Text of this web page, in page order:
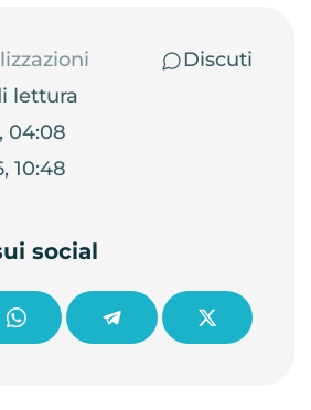
Discuti
lettura
04:08
10:48
social